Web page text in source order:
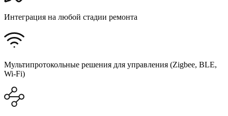
Интеграция на любой стадии ремонта
Мультипротокольные решения для управления (Zigbee, BLE,
Wi-Fi)